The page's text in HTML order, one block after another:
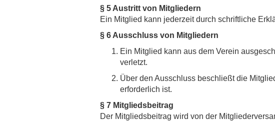
§ 5 Austritt von Mitgliedern
Ein Mitglied kann jederzeit durch schriftliche
§ 6 Ausschluss von Mitgliedern
Ein Mitglied kann aus dem Verein
verletzt.
Über den Ausschluss beschließt die
erforderlich ist.
§ 7 Mitgliedsbeitrag
Der Mitgliedsbeitrag wird von der